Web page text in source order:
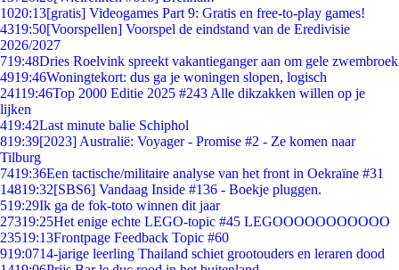
1020:13[gratis] Videogames Part 9: Gratis en free-to-play games!
4319:50[Voorspellen] Voorspel de eindstand van de Eredivisie
2026/2027
719:48Dries Roelvink spreekt vakantieganger aan om gele zwembroek
4919:46Woningtekort: dus ga je woningen slopen, logisch
24119:46Top 2000 Editie 2025 #243 Alle dikzakken willen op je
lijken
419:42Last minute balie Schiphol
819:39[2023] Australië: Voyager - Promise #2 - Ze komen naar
Tilburg
7419:36Een tactische/militaire analyse van het front in Oekraïne #31
14819:32[SBS6] Vandaag Inside #136 - Boekje pluggen.
519:29Ik ga de fok-toto winnen dit jaar
27319:25Het enige echte LEGO-topic #45 LEGOOOOOOOOOOO
23519:13Frontpage Feedback Topic #60
919:0714-jarige leerling Thailand schiet grootouders en leraren dood